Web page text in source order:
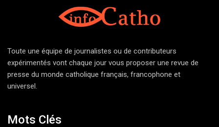
Toute une équipe de journalistes ou de contributeurs
expérimentés vont chaque jour vous proposer une revue de
presse du monde catholique français, francophone et
universel.
Mots Clés